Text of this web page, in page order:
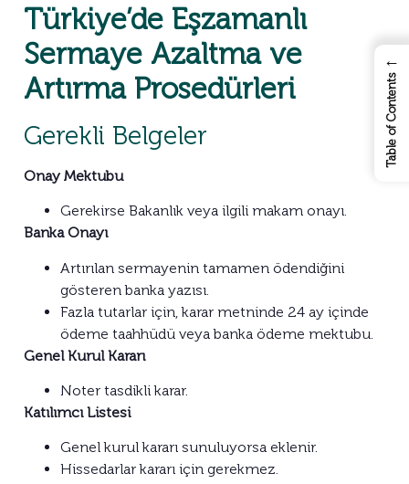
Türkiye’de Eşzamanlı
Sermaye Azaltma ve
Artırma Prosedürleri
Gerekli Belgeler
Onay Mektubu
Gerekirse Bakanlık veya ilgili makam onayı.
Banka Onayı
Artırılan sermayenin tamamen ödendiğini
gösteren banka yazısı.
Fazla tutarlar için, karar metninde 24 ay içinde
ödeme taahhüdü veya banka ödeme mektubu.
Genel Kurul Kararı
Noter tasdikli karar.
Katılımcı Listesi
Genel kurul kararı sunuluyorsa eklenir.
Hissedarlar kararı için gerekmez.
←
Table of Contents